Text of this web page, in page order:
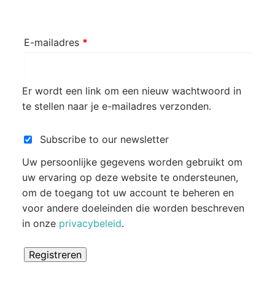
E-mailadres *
Er wordt een link om een nieuw wachtwoord in
te stellen naar je e-mailadres verzonden.
Subscribe to our newsletter
Uw persoonlijke gegevens worden gebruikt om
uw ervaring op deze website te ondersteunen,
om de toegang tot uw account te beheren en
voor andere doeleinden die worden beschreven
in onze privacybeleid.
Registreren